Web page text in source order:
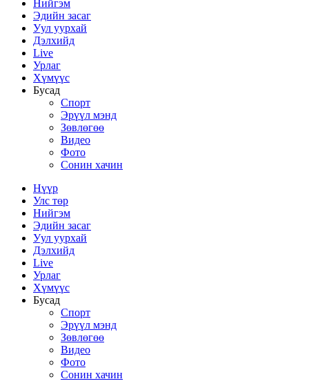
Нийгэм
Эдийн засаг
Уул уурхай
Дэлхийд
Live
Урлаг
Хүмүүс
Бусад
Спорт
Эрүүл мэнд
Зөвлөгөө
Видео
Фото
Сонин хачин
Нүүр
Улс төр
Нийгэм
Эдийн засаг
Уул уурхай
Дэлхийд
Live
Урлаг
Хүмүүс
Бусад
Спорт
Эрүүл мэнд
Зөвлөгөө
Видео
Фото
Сонин хачин